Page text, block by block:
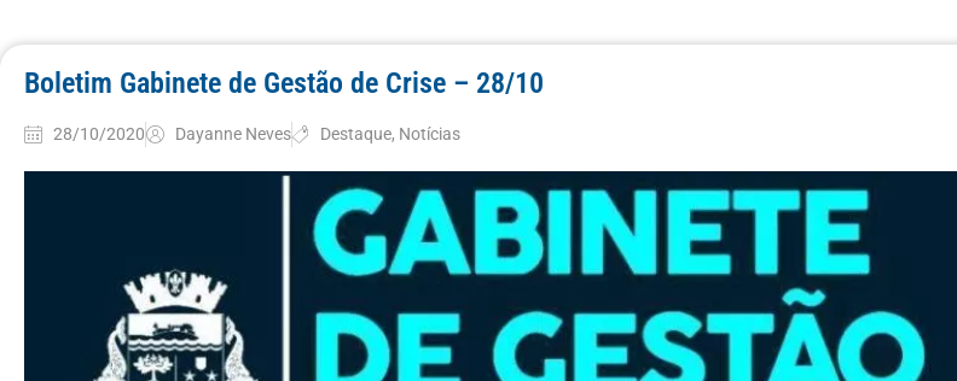
Boletim Gabinete de Gestão de Crise – 28/10
28/10/2020 Dayanne Neves Destaque, Notícias